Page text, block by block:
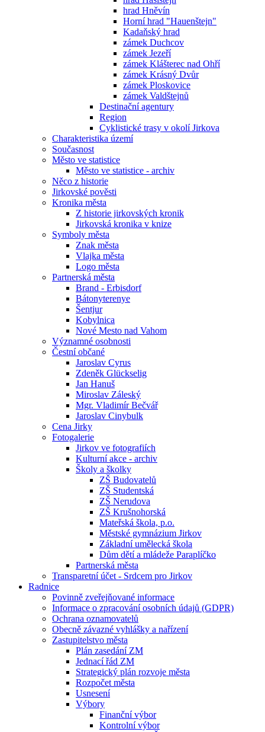
hrad Hněvín
Horní hrad "Hauenštejn"
Kadaňský hrad
zámek Duchcov
zámek Jezeří
zámek Klášterec nad Ohří
zámek Krásný Dvůr
zámek Ploskovice
zámek Valdštejnů
Destinační agentury
Region
Cyklistické trasy v okolí Jirkova
Charakteristika území
Současnost
Město ve statistice
Město ve statistice - archiv
Něco z historie
Jirkovské pověsti
Kronika města
Z historie jirkovských kronik
Jirkovská kronika v knize
Symboly města
Znak města
Vlajka města
Logo města
Partnerská města
Brand - Erbisdorf
Bátonyterenye
Šentjur
Kobylnica
Nové Mesto nad Vahom
Významné osobnosti
Čestní občané
Jaroslav Cyrus
Zdeněk Glückselig
Jan Hanuš
Miroslav Záleský
Mgr. Vladimír Bečvář
Jaroslav Cinybulk
Cena Jirky
Fotogalerie
Jirkov ve fotografiích
Kulturní akce - archiv
Školy a školky
ZŠ Budovatelů
ZŠ Studentská
ZŠ Nerudova
ZŠ Krušnohorská
Mateřská škola, p.o.
Městské gymnázium Jirkov
Základní umělecká škola
Dům dětí a mládeže Paraplíčko
Partnerská města
Transparetní účet - Srdcem pro Jirkov
Radnice
Povinně zveřejňované informace
Informace o zpracování osobních údajů (GDPR)
Ochrana oznamovatelů
Obecně závazné vyhlášky a nařízení
Zastupitelstvo města
Plán zasedání ZM
Jednací řád ZM
Strategický plán rozvoje města
Rozpočet města
Usnesení
Výbory
Finanční výbor
Kontrolní výbor